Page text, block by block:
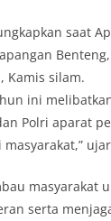
saat
Kamis silam.
ini
Polri aparat
masyarakat
serta